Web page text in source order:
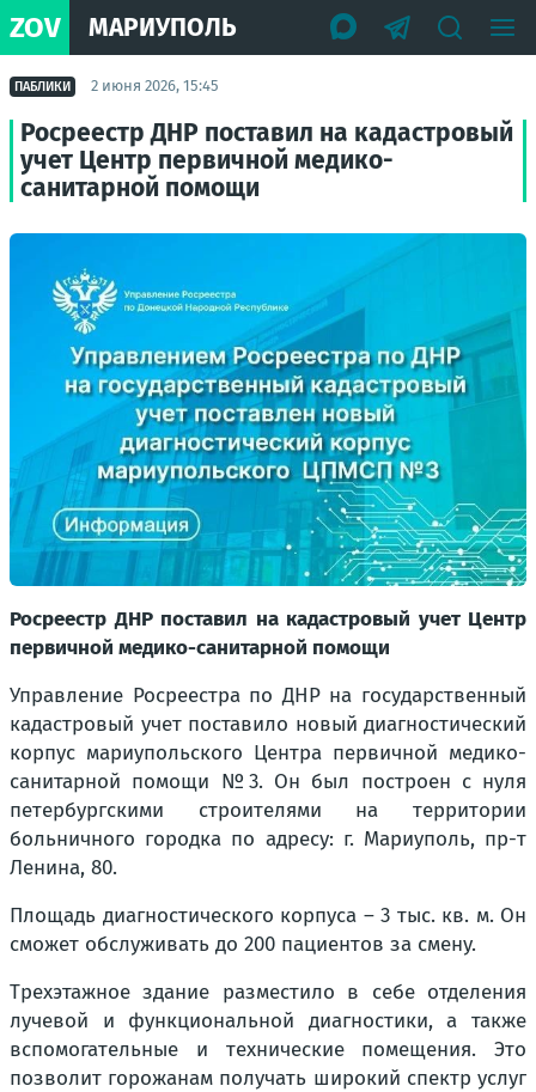
ZOV МАРИУПОЛЬ
ПАБЛИКИ 2 июня 2026, 15:45
Росреестр ДНР поставил на кадастровый
учет Центр первичной медико-
санитарной помощи
Росреестр ДНР поставил на кадастровый учет Центр
первичной медико-санитарной помощи
Управление Росреестра по ДНР на государственный
кадастровый учет поставило новый диагностический
корпус мариупольского Центра первичной медико-
санитарной помощи №3. Он был построен с нуля
петербургскими строителями на территории
больничного городка по адресу: г. Мариуполь, пр-т
Ленина, 80.
Площадь диагностического корпуса – 3 тыс. кв. м. Он
сможет обслуживать до 200 пациентов за смену.
Трехэтажное здание разместило в себе отделения
лучевой и функциональной диагностики, а также
вспомогательные и технические помещения. Это
позволит горожанам получать широкий спектр услуг